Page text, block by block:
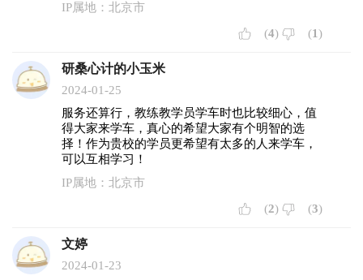
IP属地：北京市
(4) (1)
研桑心计的小玉米
2024-01-25
服务还算行，教练教学员学车时也比较细心，值
得大家来学车，真心的希望大家有个明智的选
择！作为贵校的学员更希望有太多的人来学车，
可以互相学习！
IP属地：北京市
(2) (3)
文婷
2024-01-23